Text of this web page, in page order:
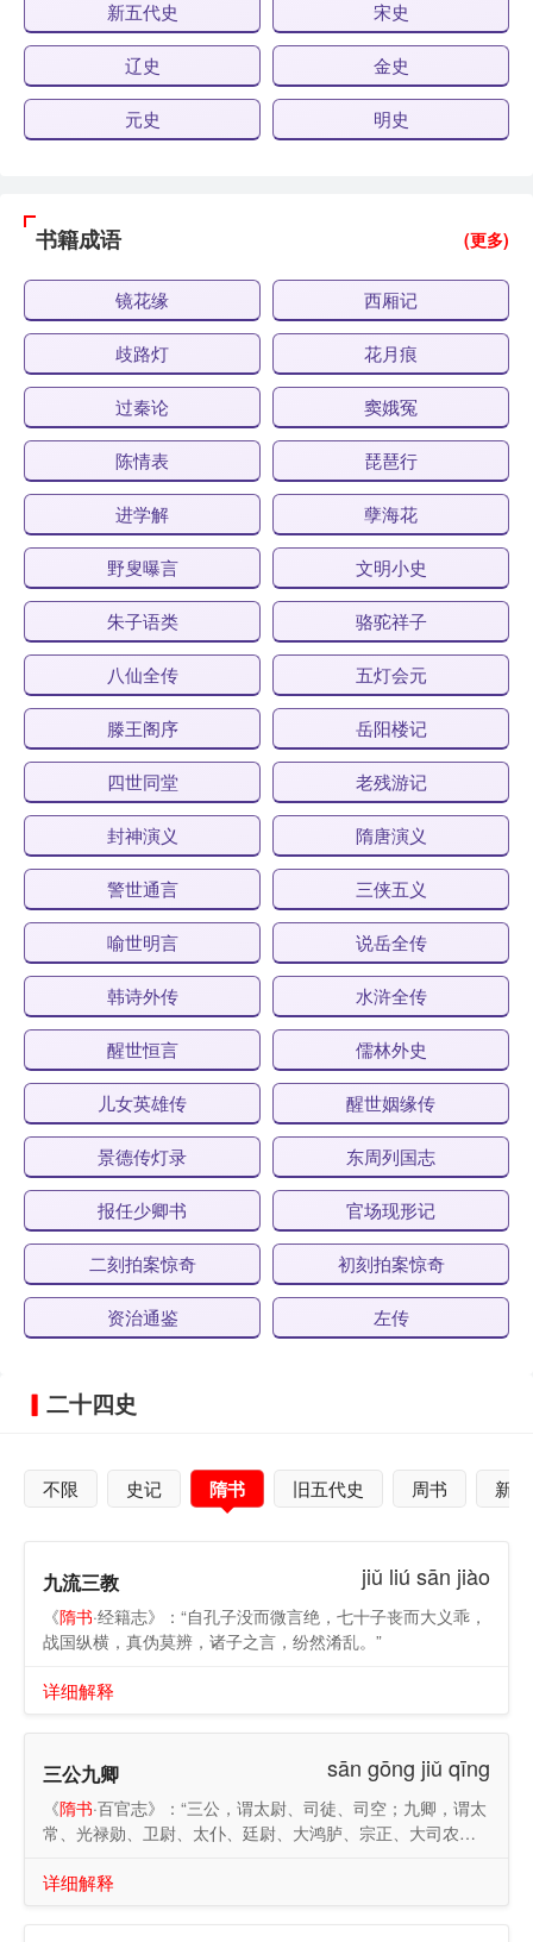
新五代史 宋史
辽史 金史
元史 明史
书籍成语 (更多)
镜花缘 西厢记
歧路灯 花月痕
过秦论 窦娥冤
陈情表 琵琶行
进学解 孽海花
野叟曝言 文明小史
朱子语类 骆驼祥子
八仙全传 五灯会元
滕王阁序 岳阳楼记
四世同堂 老残游记
封神演义 隋唐演义
警世通言 三侠五义
喻世明言 说岳全传
韩诗外传 水浒全传
醒世恒言 儒林外史
儿女英雄传 醒世姻缘传
景德传灯录 东周列国志
报任少卿书 官场现形记
二刻拍案惊奇 初刻拍案惊奇
资治通鉴 左传
二十四史
不限 史记 隋书 旧五代史 周书 新
九流三教 jiǔ liú sān jiào
《隋书·经籍志》：“自孔子没而微言绝，七十子丧而大义乖，
战国纵横，真伪莫辨，诸子之言，纷然淆乱。”
详细解释
三公九卿 sān gōng jiǔ qīng
《隋书·百官志》：“三公，谓太尉、司徒、司空；九卿，谓太
常、光禄勋、卫尉、太仆、廷尉、大鸿胪、宗正、大司农、
详细解释